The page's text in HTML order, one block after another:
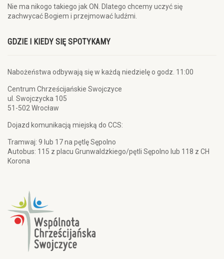
Nie ma nikogo takiego jak ON. Dlatego chcemy uczyć się
zachwycać Bogiem i przejmować ludźmi.
GDZIE I KIEDY SIĘ SPOTYKAMY
Nabożeństwa odbywają się w każdą niedzielę o godz. 11:00
Centrum Chrześcijańskie Swojczyce
ul. Swojczycka 105
51-502 Wrocław
Dojazd komunikacją miejską do CCS:
Tramwaj: 9 lub 17 na pętlę Sępolno
Autobus: 115 z placu Grunwaldzkiego/pętli Sępolno lub 118 z CH
Korona